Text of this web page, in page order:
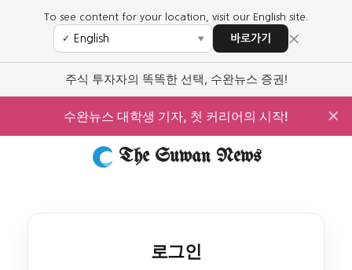
To see content for your location, visit our English site.
✓ ▼ 바로가기 ×
주식 투자자의 똑똑한 선택, 수완뉴스 증권!
수완뉴스 대학생 기자, 첫 커리어의 시작! ✕
The Suwan News
로그인